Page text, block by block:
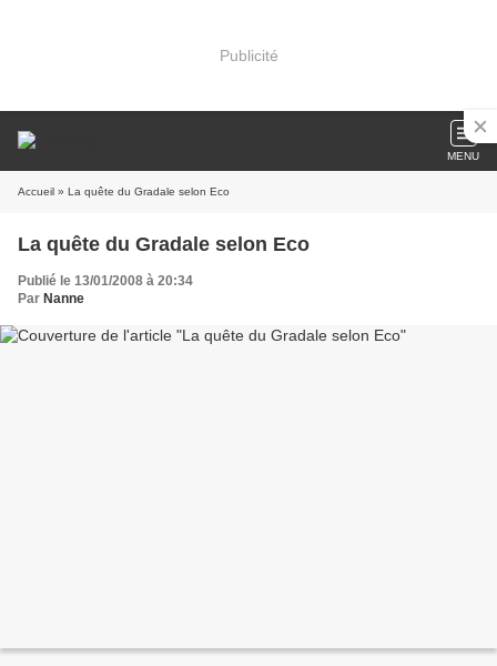
Publicité
MENU
Accueil » La quête du Gradale selon Eco
La quête du Gradale selon Eco
Publié le 13/01/2008 à 20:34
Par Nanne